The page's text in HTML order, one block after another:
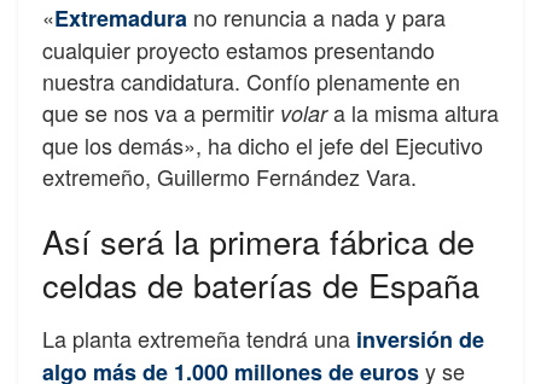
«Extremadura no renuncia a nada y para
cualquier proyecto estamos presentando
nuestra candidatura. Confío plenamente en
que se nos va a permitir volara la misma altura
que los demás», ha dicho el jefe del Ejecutivo
extremeño, Guillermo Fernández Vara.
Así será la primera fábrica de
celdas de baterías de España
La planta extremeña tendrá una inversión de
algo más de 1.000 millones de eurosy se